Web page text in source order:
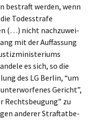
bestraft werden, wenn
Todes­stra­fe
(…) nicht nachzu­wei­
mit der Auffas­sung
es sich, so die
des LG Berlin, “um
Gericht”,
Rechts­beu­gung” zu
anderer Straf­tat­be­